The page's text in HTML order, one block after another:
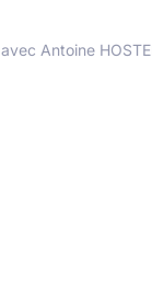
avec Antoine